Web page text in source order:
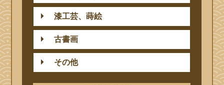
漆工芸、蒔絵
古書画
その他